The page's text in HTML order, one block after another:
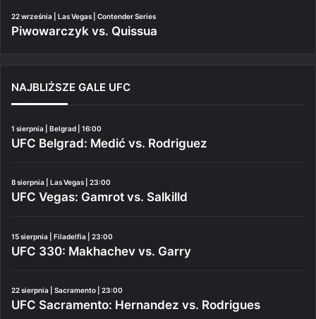
22 września | Las Vegas | Contender Series
Piwowarczyk vs. Quissua
NAJBLIŻSZE GALE UFC
1 sierpnia | Belgrad | 16:00
UFC Belgrad: Medić vs. Rodriguez
8 sierpnia | Las Vegas | 23:00
UFC Vegas: Gamrot vs. Salkilld
15 sierpnia | Filadelfia | 23:00
UFC 330: Makhachev vs. Garry
22 sierpnia | Sacramento | 23:00
UFC Sacramento: Hernandez vs. Rodrigues